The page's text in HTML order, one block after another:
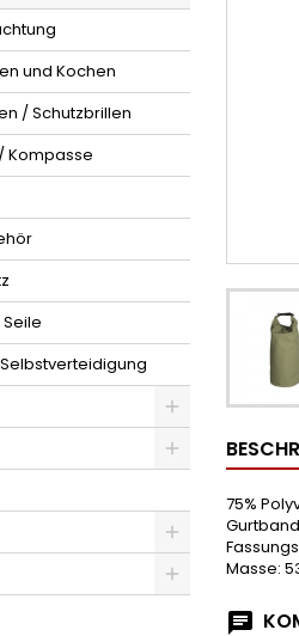
und Kochen
/ Schutzbrillen
Kompasse
75%
Masse: